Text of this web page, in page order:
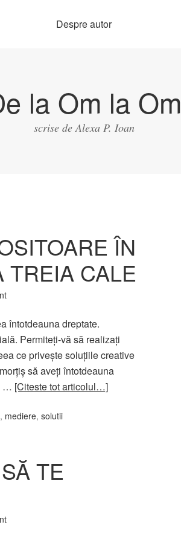
Despre autor
la Om la Om
scrise de Alexa P. Ioan
ÎN
TREIA CALE
întotdeauna dreptate.
Permiteţi-vă să realizaţi
ce priveşte soluţiile creative
să aveţi întotdeauna
… [Citeste tot articolul…]
, mediere, solutii
TE